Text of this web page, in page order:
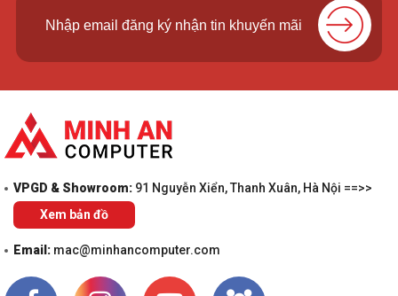
VPGD & Showroom: 91 Nguyễn Xiển, Thanh Xuân, Hà Nội ==>>
Xem bản đồ
Email: mac@minhancomputer.com